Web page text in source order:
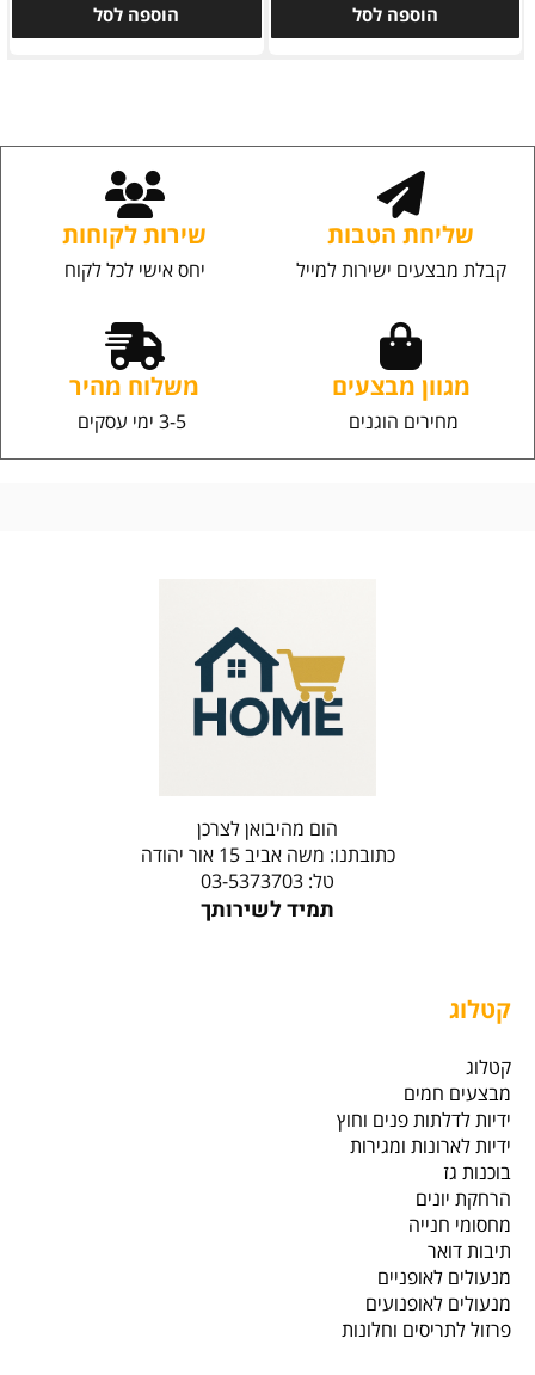
הוספה לסל הוספה לסל
שליחת הטבות
קבלת מבצעים ישירות למייל
שירות לקוחות
יחס אישי לכל לקוח
מגוון מבצעים
מחירים הוגנים
משלוח מהיר
הום מהיבואן לצרכן
כתובתנו: משה אביב 15 אור יהודה
טל: 03-5373703
תמיד לשירותך
קטלוג
קטלוג
מבצעים חמים
ידיות לדלתות פנים וחוץ
ידיות לארונות ומגירות
בוכנות גז
הרחקת יונים
מחסומי חנייה
תיבות דואר
מנעולים לאופניים
מנעולים לאופנועים
פרזול לתריסים וחלונות